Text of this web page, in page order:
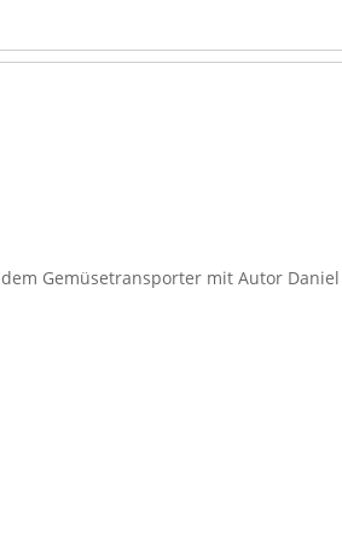
Gemüsetransporter mit Autor